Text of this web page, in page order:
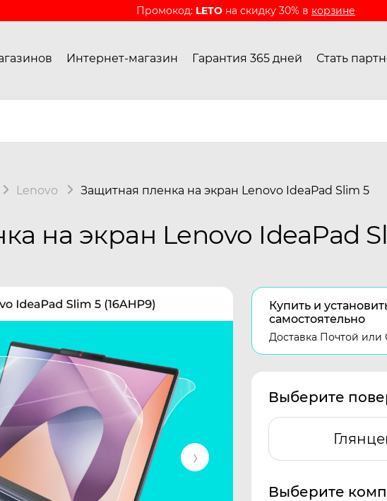
Промокод: LETO на скидку 30% в корзине
Интернет-магазин Гарантия 365 дней Стать
Lenovo Защитная пленка на экран Lenovo IdeaPad Slim 5
на экран Lenovo IdeaPad
Купить и
самостоятельно
Доставка Почтой
Выберите
Выберите